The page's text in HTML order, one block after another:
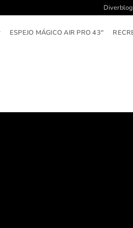
Diverblog
ESPEJO MÁGICO AIR PRO 43″